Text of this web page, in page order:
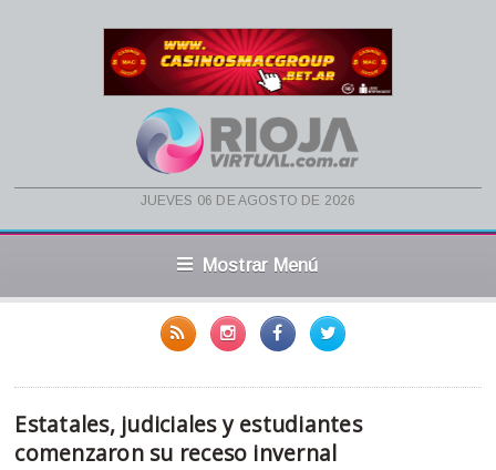
jueves 06 de agosto de 2026
Mostrar Menú
Estatales, judiciales y estudiantes
comenzaron su receso invernal